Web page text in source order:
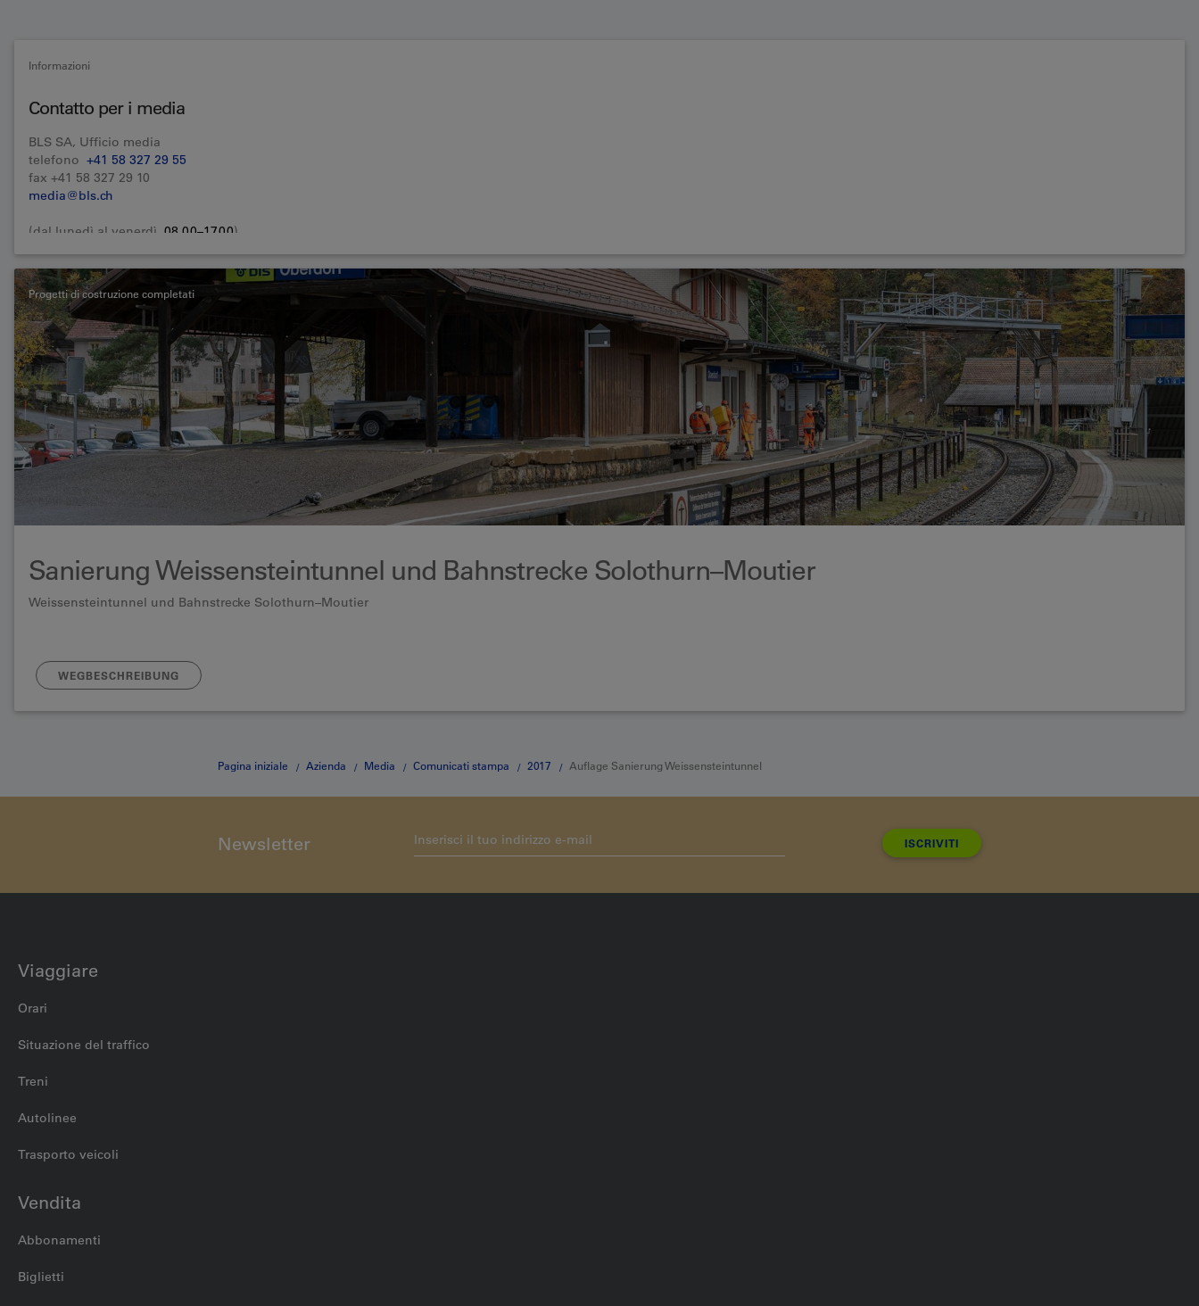
Informazioni
Contatto per i media
BLS SA, Ufficio media
telefono +41 58 327 29 55
fax +41 58 327 29 10
media@bls.ch
(dal lunedì al venerdì, 08.00–17.00)
Progetti di costruzione completati
Sanierung Weissensteintunnel und Bahnstrecke Solothurn–Moutier
Weissensteintunnel und Bahnstrecke Solothurn–Moutier
WEGBESCHREIBUNG
Pagina iniziale Azienda Media Comunicati stampa 2017 Auflage Sanierung Weissensteintunnel
Newsletter ISCRIVITI
Viaggiare
Orari
Situazione del traffico
Treni
Autolinee
Trasporto veicoli
Vendita
Abbonamenti
Biglietti